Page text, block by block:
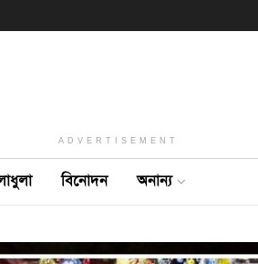
ADVERTISEMENT
বিনোদন অনান্য